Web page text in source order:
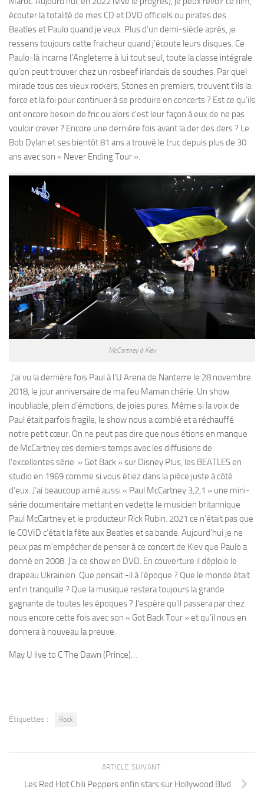
écouter la totalité de mes CD et DVD officiels ou pirates des
Beatles et Paulo quand je veux. Plus d’un demi-siècle après, je
ressens toujours cette fraicheur quand j’écoute leurs disques. Ce
Paulo-là incarne l’Angleterre à lui tout seul, toute la classe intégrale
qu’on peut trouver chez un rosbeef irlandais de souches. Par quel
miracle tous ces vieux rockers, Stones en premiers, trouvent t’ils la
force et la foi pour continuer à se produire en concerts ? Est ce qu’ils
ont encore besoin de fric ou alors c’est leur façon à eux de ne pas
vouloir crever ? Encore une dernière fois avant la der des ders ? Le
Bob Dylan et ses bientôt 81 ans a trouvé le truc depuis plus de 30
ans avec son « Never Ending Tour ».
McCartney à Kiev
J’ai vu la dernière fois Paul à l’U Arena de Nanterre le 28 novembre
2018, le jour anniversaire de ma feu Maman chérie. Un show
inoubliable, plein d’émotions, de joies pures. Même si la voix de
Paul était parfois fragile, le show nous a comblé et a réchauffé
notre petit cœur. On ne peut pas dire que nous étions en manque
de McCartney ces derniers temps avec les diffusions de
l’excellentes série » Get Back » sur Disney Plus, les BEATLES en
studio en 1969 comme si vous étiez dans la pièce juste à côté
d’eux. J’ai beaucoup aimé aussi « Paul McCartney 3,2,1 » une mini-
série documentaire mettant en vedette le musicien britannique
Paul McCartney et le producteur Rick Rubin. 2021 ce n’était pas que
le COVID c’était la fête aux Beatles et sa bande. Aujourd’hui je ne
peux pas m’empêcher de penser à ce concert de Kiev que Paulo a
donné en 2008. J’ai ce show en DVD. En couverture il déploie le
drapeau Ukrainien. Que pensait -il à l’époque ? Que le monde était
enfin tranquille ? Que la musique restera toujours la grande
gagnante de toutes les époques ? J’espère qu’il passera par chez
nous encore cette fois avec son « Got Back Tour » et qu’il nous en
donnera à nouveau la preuve.
May U live to C The Dawn (Prince)…
Étiquettes : Rock
ARTICLE SUIVANT
Les Red Hot Chili Peppers enfin stars sur Hollywood Blvd